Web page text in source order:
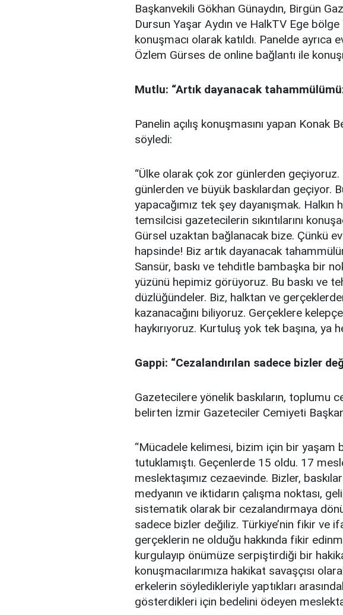
Başkanvekili Gökhan Günaydın, Birgün
Dursun Yaşar Aydın ve HalkTV Ege
konuşmacı olarak katıldı. Panelde ayrıca
Özlem Gürses de online bağlantı ile
Mutlu: “Artık dayanacak
Panelin açılış konuşmasını yapan Konak
söyledi:
“Ülke olarak çok zor günlerden
günlerden ve büyük baskılardan geçiyor.
yapacağımız tek şey dayanışmak.
temsilcisi gazetecilerin sıkıntılarını
Gürsel uzaktan bağlanacak bize. Çünkü
hapsinde! Biz artık dayanacak
Sansür, baskı ve tehditle bambaşka bir
yüzünü hepimiz görüyoruz. Bu baskı ve
düzlüğündeler. Biz, halktan ve
kazanacağını biliyoruz. Gerçeklere
haykırıyoruz. Kurtuluş yok tek başına, ya
Gappi: “Cezalandırılan sadece bizler
Gazetecilere yönelik baskıların, toplumu
belirten İzmir Gazeteciler Cemiyeti
“Mücadele kelimesi, bizim için bir yaşam
tutuklamıştı. Geçenlerde 15 oldu. 17
meslektaşımız cezaevinde. Bizler,
medyanın ve iktidarın çalışma noktası,
sistematik olarak bir cezalandırmaya
sadece bizler değiliz. Türkiye’nin fikir ve
gerçeklerin ne olduğu hakkında fikir
kurgulayıp önümüze serpiştirdiği bir
konuşmacılarımıza hakikat savaşçısı
erkelerin söyledikleriyle yaptıkları
gösterdikleri için bedelini ödeyen